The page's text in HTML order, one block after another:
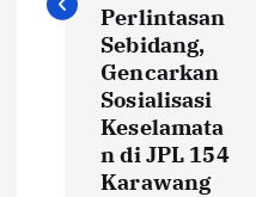
n
Perlintasan
Sebidang,
Gencarkan
Sosialisasi
Keselamata
n di JPL 154
Karawang